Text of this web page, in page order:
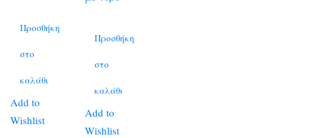
Προσθήκη
στο
καλάθι
Add to
Wishlist
Προσθήκη
στο
καλάθι
Add to
Wishlist